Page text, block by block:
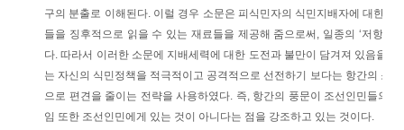
구의 분출로 이해된다. 이럴 경우 소문은 피식민자의 식민지배자에 대한 저
들을 징후적으로 읽을 수 있는 재료들을 제공해 줌으로써, 일종의 ‘저항적
다. 따라서 이러한 소문에 지배세력에 대한 도전과 불만이 담겨져 있음을
는 자신의 식민정책을 적극적이고 공격적으로 선전하기 보다는 항간의 소
으로 편견을 줄이는 전략을 사용하였다. 즉, 항간의 풍문이 조선인민들의 ‘
임 또한 조선인민에게 있는 것이 아니다는 점을 강조하고 있는 것이다.